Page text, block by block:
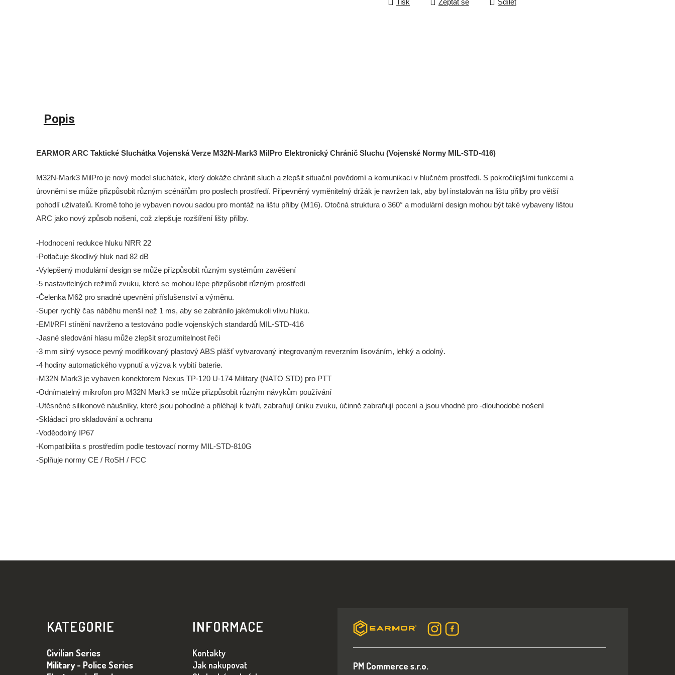
Popis
EARMOR ARC Taktické Sluchátka Vojenská Verze M32N-Mark3 MilPro Elektronický Chránič Sluchu (Vojenské Normy MIL-STD-416)
M32N-Mark3 MilPro je nový model sluchátek, který dokáže chránit sluch a zlepšit situační povědomí a komunikaci v hlučném prostředí. S pokročilejšími funkcemi a
úrovněmi se může přizpůsobit různým scénářům pro poslech prostředí. Připevněný vyměnitelný držák je navržen tak, aby byl instalován na lištu přilby pro větší
pohodlí uživatelů. Kromě toho je vybaven novou sadou pro montáž na lištu přilby (M16). Otočná struktura o 360° a modulární design mohou být také vybaveny lištou
ARC jako nový způsob nošení, což zlepšuje rozšíření lišty přilby.
-Hodnocení redukce hluku NRR 22
-Potlačuje škodlivý hluk nad 82 dB
-Vylepšený modulární design se může přizpůsobit různým systémům zavěšení
-5 nastavitelných režimů zvuku, které se mohou lépe přizpůsobit různým prostředí
-Čelenka M62 pro snadné upevnění příslušenství a výměnu.
-Super rychlý čas náběhu menší než 1 ms, aby se zabránilo jakémukoli vlivu hluku.
-EMI/RFI stínění navrženo a testováno podle vojenských standardů MIL-STD-416
-Jasné sledování hlasu může zlepšit srozumitelnost řeči
-3 mm silný vysoce pevný modifikovaný plastový ABS plášť vytvarovaný integrovaným reverzním lisováním, lehký a odolný.
-4 hodiny automatického vypnutí a výzva k vybití baterie.
-M32N Mark3 je vybaven konektorem Nexus TP-120 U-174 Military (NATO STD) pro PTT
-Odnímatelný mikrofon pro M32N Mark3 se může přizpůsobit různým návykům používání
-Utěsněné silikonové náušníky, které jsou pohodlné a přiléhají k tváři, zabraňují úniku zvuku, účinně zabraňují pocení a jsou vhodné pro -dlouhodobé nošení
-Skládací pro skladování a ochranu
-Voděodolný IP67
-Kompatibilita s prostředím podle testovací normy MIL-STD-810G
-Splňuje normy CE / RoSH / FCC
KATEGORIE
Civilian Series
Military - Police Series
INFORMACE
Kontakty
Jak nakupovat
PM Commerce s.r.o.